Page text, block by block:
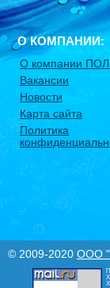
О КОМПАНИИ:
О компании
Вакансии
Новости
Карта сайта
Политика
© 2009-2020 ООО